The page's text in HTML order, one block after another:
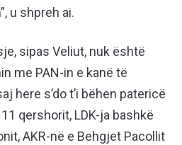
u shpreh ai.
sipas Veliut, nuk është
me PAN-in e kanë të
here s’do t’i bëhen patericë
qershorit, LDK-ja bashkë
AKR-në e Behgjet Pacollit